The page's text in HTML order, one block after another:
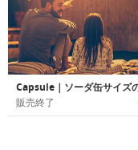
販売終了